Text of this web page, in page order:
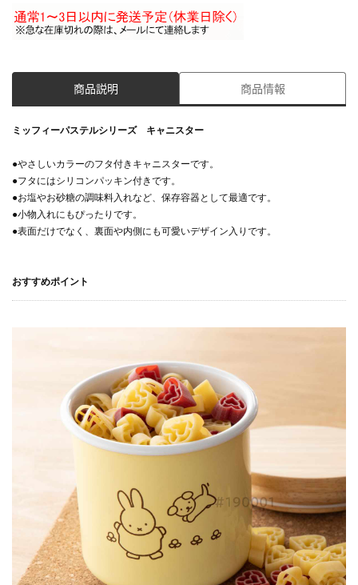
商品説明 商品情報
ミッフィーパステルシリーズ キャニスター
●やさしいカラーのフタ付きキャニスターです。
●フタにはシリコンパッキン付きです。
●お塩やお砂糖の調味料入れなど、保存容器として最適です。
●小物入れにもぴったりです。
●表面だけでなく、裏面や内側にも可愛いデザイン入りです。
おすすめポイント